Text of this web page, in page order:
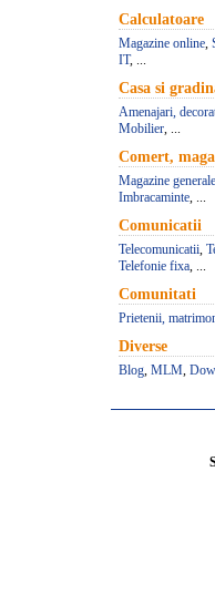
Calculatoare
Magazine online,
IT, ...
Casa si
Amenajari,
Mobilier, ...
Comert,
Magazine generale
Imbracaminte, ...
Comunicatii
Telecomunicatii,
Telefonie fixa, ...
Comunitati
Prietenii,
Diverse
Blog, MLM,